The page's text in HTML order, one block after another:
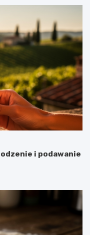
i podawanie